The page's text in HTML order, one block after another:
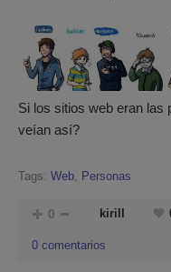
Si los sitios web eran las
veían así?
Tags: Web Personas
0 kirill
0 comentarios